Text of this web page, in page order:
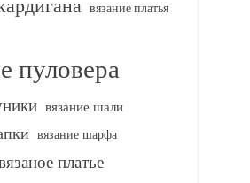
вязание платья
пуловера
вязание шали
вязание шарфа
платье